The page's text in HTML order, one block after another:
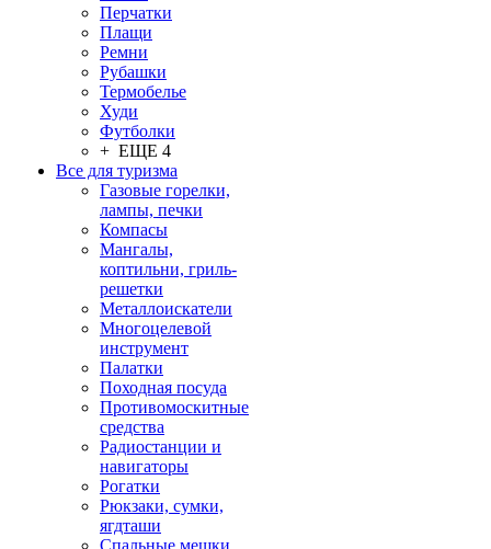
Перчатки
Плащи
Ремни
Рубашки
Термобелье
Худи
Футболки
+ ЕЩЕ 4
Все для туризма
Газовые горелки,
лампы, печки
Компасы
Мангалы,
коптильни, гриль-
решетки
Металлоискатели
Многоцелевой
инструмент
Палатки
Походная посуда
Противомоскитные
средства
Радиостанции и
навигаторы
Рогатки
Рюкзаки, сумки,
ягдташи
Спальные мешки